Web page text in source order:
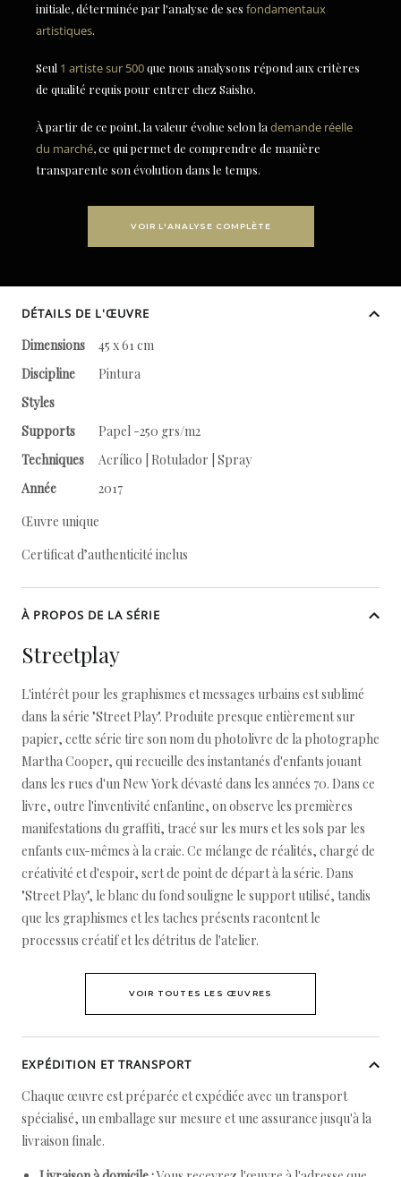
initiale, déterminée par l'analyse de ses fondamentaux
artistiques.
Seul 1 artiste sur 500que nous analysons répond aux critères
de qualité requis pour entrer chez Saisho.
À partir de ce point, la valeur évolue selon la demande réelle
du marché, ce qui permet de comprendre de manière
transparente son évolution dans le temps.
VOIR L'ANALYSE COMPLÈTE
DÉTAILS DE L'ŒUVRE
Dimensions
45 x 61 cm
Discipline
Pintura
Styles
Supports
Papel -250 grs/m2
Techniques
Acrílico | Rotulador | Spray
Année
2017
Œuvre unique
Certificat d’authenticité inclus
À PROPOS DE LA SÉRIE
Streetplay
L'intérêt pour les graphismes et messages urbains est sublimé
dans la série "Street Play". Produite presque entièrement sur
papier, cette série tire son nom du photolivre de la photographe
Martha Cooper, qui recueille des instantanés d'enfants jouant
dans les rues d'un New York dévasté dans les années 70. Dans ce
livre, outre l'inventivité enfantine, on observe les premières
manifestations du graffiti, tracé sur les murs et les sols par les
enfants eux-mêmes à la craie. Ce mélange de réalités, chargé de
créativité et d'espoir, sert de point de départ à la série. Dans
"Street Play", le blanc du fond souligne le support utilisé, tandis
que les graphismes et les taches présents racontent le
processus créatif et les détritus de l'atelier.
VOIR TOUTES LES ŒUVRES
EXPÉDITION ET TRANSPORT
Chaque œuvre est préparée et expédiée avec un transport
spécialisé, un emballage sur mesure et une assurance jusqu'à la
livraison finale.